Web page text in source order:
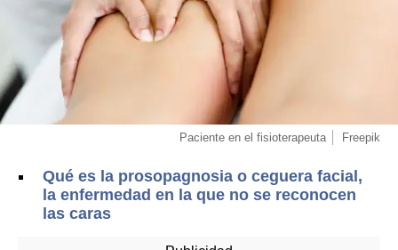
Paciente en el fisioterapeuta Freepik
Qué es la prosopagnosia o ceguera facial,
la enfermedad en la que no se reconocen
las caras